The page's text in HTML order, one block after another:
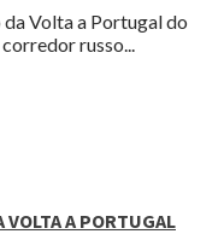
da Volta a Portugal do
russo...
VOLTA A PORTUGAL